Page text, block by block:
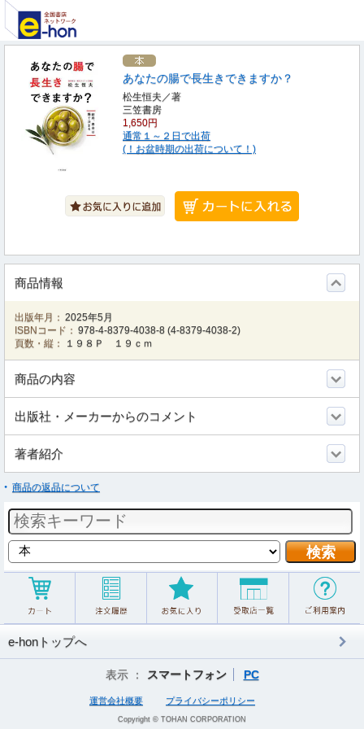
あなたの腸で長生きできますか？
松生恒夫／著
三笠書房
1,650円
通常１～２日で出荷
(！お盆時期の出荷について！)
商品情報
出版年月： 2025年5月
ISBNコード： 978-4-8379-4038-8 (4-8379-4038-2)
頁数・縦：
１９８Ｐ １９ｃｍ
商品の内容
出版社・メーカーからのコメント
著者紹介
商品の返品について
e-honトップへ
表示 ： スマートフォン PC
運営会社概要 プライバシーポリシー
Copyright © TOHAN CORPORATION